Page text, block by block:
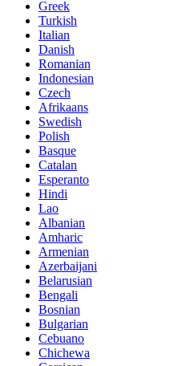
Greek
Turkish
Italian
Danish
Romanian
Indonesian
Czech
Afrikaans
Swedish
Polish
Basque
Catalan
Esperanto
Hindi
Lao
Albanian
Amharic
Armenian
Azerbaijani
Belarusian
Bengali
Bosnian
Bulgarian
Cebuano
Chichewa